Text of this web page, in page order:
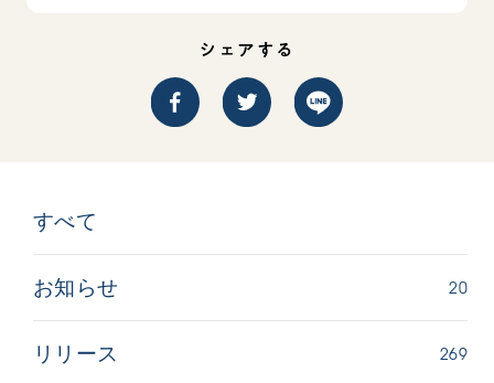
シェアする
すべて
お知らせ 20
リリース 269